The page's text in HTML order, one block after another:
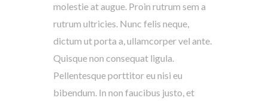
molestie at augue. Proin rutrum sem a
rutrum ultricies. Nunc felis neque,
dictum ut porta a, ullamcorper vel ante.
Quisque non consequat ligula.
Pellentesque porttitor eu nisi eu
bibendum. In non faucibus justo, et